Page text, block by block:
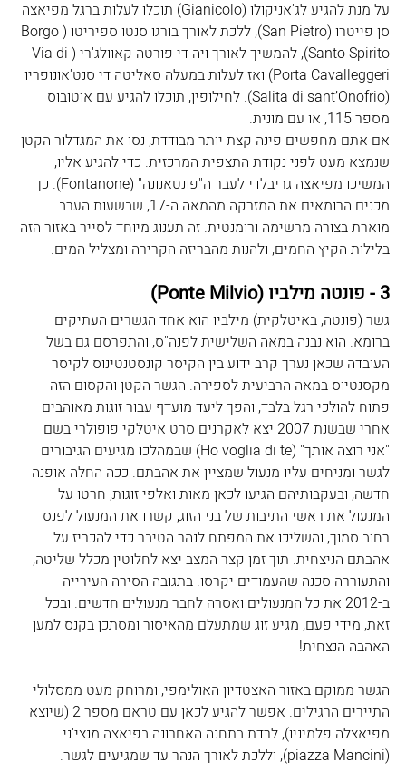
על מנת להגיע לג'אניקולו (Gianicolo) תוכלו לעלות ברגל מפיאצה
סן פייטרו (San Pietro), ללכת לאורך בורגו סנטו ספיריטו (Borgo
Santo Spirito), להמשיך לאורך ויה די פורטה קאוולג'רי (Via di
Porta Cavalleggeri) ואז לעלות במעלה סאליטה די סנט'אונופריו
(Salita di sant’Onofrio). לחילופין, תוכלו להגיע עם אוטובוס
מספר 115, או עם מונית.
אם אתם מחפשים פינה קצת יותר מבודדת, נסו את המגדלור הקטן
שנמצא מעט לפני נקודת התצפית המרכזית. כדי להגיע אליו,
המשיכו מפיאצה גריבלדי לעבר ה"פונטאנונה" (Fontanone). כך
מכנים הרומאים את המזרקה מהמאה ה-17, שבשעות הערב
מוארת בצורה מרשימה ורומנטית. זה תענוג מיוחד לסייר באזור הזה
בלילות הקיץ החמים, ולהנות מהבריזה הקרירה ומצליל המים.
3 - פונטה מילביו (Ponte Milvio)
גשר (פונטה, באיטלקית) מילביו הוא אחד הגשרים העתיקים
ברומא. הוא נבנה במאה השלישית לפנה"ס, והתפרסם גם בשל
העובדה שכאן נערך קרב ידוע בין הקיסר קונסטנטינוס לקיסר
מקסנטיוס במאה הרביעית לספירה. הגשר הקטן והקסום הזה
פתוח להולכי רגל בלבד, והפך ליעד מועדף עבור זוגות מאוהבים
אחרי שבשנת 2007 יצא לאקרנים סרט איטלקי פופולרי בשם
"אני רוצה אותך" (Ho voglia di te) שבמהלכו מגיעים הגיבורים
לגשר ומניחים עליו מנעול שמציין את אהבתם. ככה החלה אופנה
חדשה, ובעקבותיהם הגיעו לכאן מאות ואלפי זוגות, חרטו על
המנעול את ראשי התיבות של בני הזוג, קשרו את המנעול לפנס
רחוב סמוך, והשליכו את המפתח לנהר הטיבר כדי להכריז על
אהבתם הניצחית. תוך זמן קצר המצב יצא לחלוטין מכלל שליטה,
והתעוררה סכנה שהעמודים יקרסו. בתגובה הסירה העירייה
ב-2012 את כל המנעולים ואסרה לחבר מנעולים חדשים. ובכל
זאת, מידי פעם, מגיע זוג שמתעלם מהאיסור ומסתכן בקנס למען
האהבה הנצחית!
הגשר ממוקם באזור האצטדיון האולימפי, ומרוחק מעט ממסלולי
התיירים הרגילים. אפשר להגיע לכאן עם טראם מספר 2 (שיוצא
מפיאצלה פלמיניו), לרדת בתחנה האחרונה בפיאצה מנצי'ני
(piazza Mancini), וללכת לאורך הנהר עד שמגיעים לגשר.